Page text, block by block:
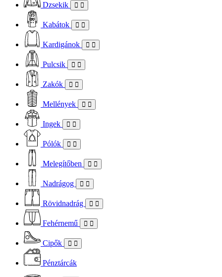
Dzsekik
Kabátok
Kardigánok
Pulcsik
Zakók
Mellények
Ingek
Pólók
Melegítőben
Nadrágog
Rövidnadrág
Fehérnemű
Cipők
Pénztárcák